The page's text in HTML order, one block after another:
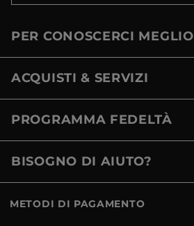
PER CONOSCERCI MEGLIO
ACQUISTI & SERVIZI
PROGRAMMA FEDELTÀ
BISOGNO DI AIUTO?
METODI DI PAGAMENTO